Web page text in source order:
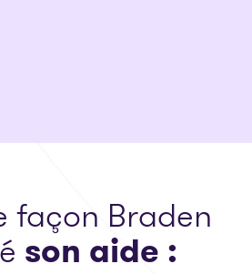
façon Braden
son aide :